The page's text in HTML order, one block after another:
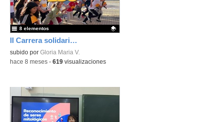
II Carrera solidaria en beneficio de ASION 2025/26
Contenido educativo.
subido por Gloria Maria V.
8 elementos
-hace 8 meses - 619 visualizaciones